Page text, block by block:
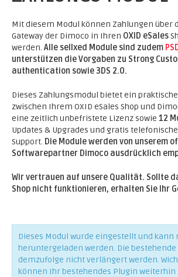
Mit diesem Modul können Zahlungen über
Gateway der Dimoco in Ihren OXID eSales
werden. Alle sellxed Module sind zudem
unterstützen die Vorgaben zu Strong
authentication sowie 3DS 2.0.
Dieses Zahlungsmodul bietet ein
zwischen Ihrem OXID eSales Shop und
eine zeitlich unbefristete Lizenz sowie 12
Updates & Upgrades und gratis
Support. Die Module werden von unserem
Softwarepartner Dimoco ausdrücklich
Wir vertrauen auf unsere Qualität. Sollte
Shop nicht funktionieren, erhalten Sie Ihr
Dieses Modul wurde eingestellt und kann
heruntergeladen werden. Die bestehende
demzufolge nicht verlängert werden.
können Ihr bestehendes Plugin weiterhin